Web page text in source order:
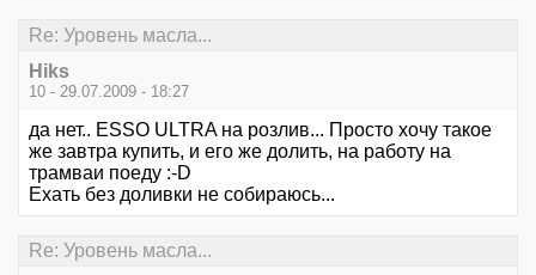
Re: Уровень масла...
Hiks
10 - 29.07.2009 - 18:27
да нет.. ЕSSO ULTRA на розлив... Просто хочу такое
же завтра купить, и его же долить, на работу на
трамваи поеду :-D
Ехать без доливки не собираюсь...
Re: Уровень масла...